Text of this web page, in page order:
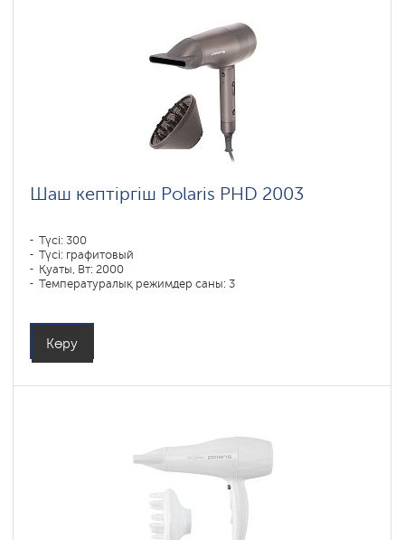
Шаш кептіргіш Polaris PHD 2003
Түсі: 300
Түсі: графитовый
Қуаты, Вт: 2000
Температуралық режимдер саны: 3
Көру